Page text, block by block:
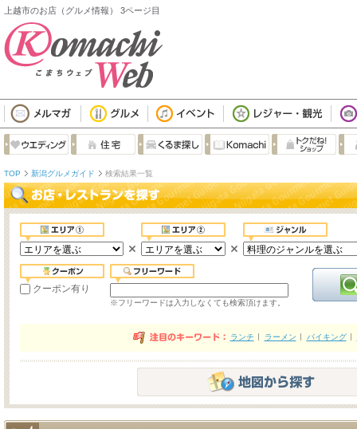
上越市のお店（グルメ情報） 3ページ目
TOP 新潟グルメガイド 検索結果一覧
クーポン有り
※フリーワードは入力しなくても検索頂けます。
ランチ ラーメン バイキング